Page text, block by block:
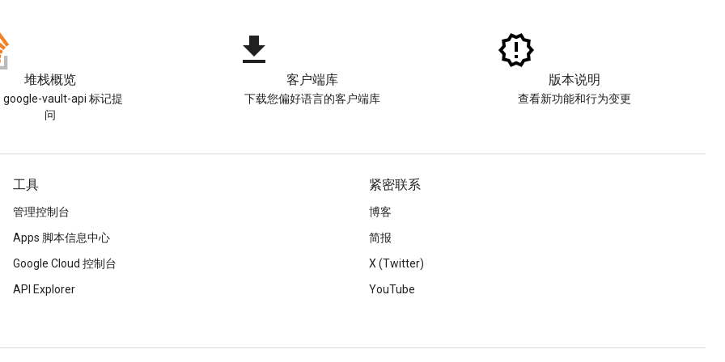
堆栈概览
google-vault-api 标记提
问
file_download
客户端库
下载您偏好语言的客户端库
版本说明
查看新功能和行为变更
工具
管理控制台
Apps 脚本信息中心
Google Cloud 控制台
API Explorer
紧密联系
博客
简报
X (Twitter)
YouTube